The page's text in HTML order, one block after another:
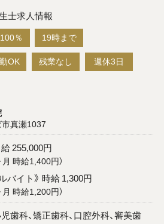
士求人情報
％ 19時まで
OK 残業なし 週休3日
真瀬1037
給 255,000円
時給1,400円）
バイト》 時給 1,300円
時給1,200円）
歯科、矯正歯科、口腔外科、審美歯